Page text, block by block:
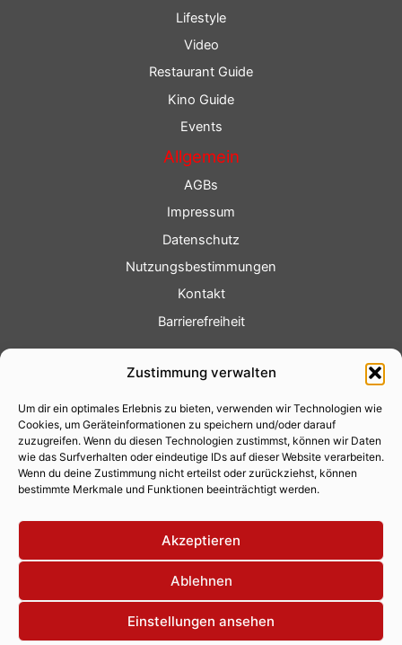
Zustimmung verwalten
Um dir ein optimales Erlebnis zu bieten, verwenden wir Technologien wie
Cookies, um Geräteinformationen zu speichern und/oder darauf
zuzugreifen. Wenn du diesen Technologien zustimmst, können wir Daten
wie das Surfverhalten oder eindeutige IDs auf dieser Website verarbeiten.
Wenn du deine Zustimmung nicht erteilst oder zurückziehst, können
bestimmte Merkmale und Funktionen beeinträchtigt werden.
Akzeptieren
Ablehnen
Einstellungen ansehen
Lifestyle
Video
Restaurant Guide
Kino Guide
Events
Allgemein
AGBs
Impressum
Datenschutz
Nutzungsbestimmungen
Kontakt
Barrierefreiheit
Fotoservice
Videoservice
Werbung
Contenterstellung
Lokalnachrichten
Lokalfernsehen